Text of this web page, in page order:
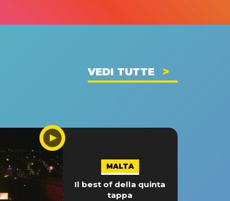
VEDI TUTTE
MALTA
Il best of della quinta
tappa